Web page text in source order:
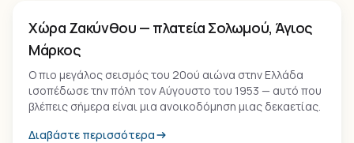
Οικισμός
Χώρα Ζακύνθου — πλατεία Σολωμού, Άγιος
Μάρκος
Ο πιο μεγάλος σεισμός του 20ού αιώνα στην Ελλάδα
ισοπέδωσε την πόλη τον Αύγουστο του 1953 — αυτό που
βλέπεις σήμερα είναι μια ανοικοδόμηση μιας δεκαετίας.
Διαβάστε περισσότερα